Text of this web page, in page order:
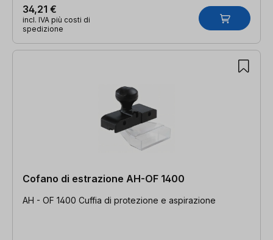
34,21 €
incl. IVA più costi di
spedizione
Cofano di estrazione AH-OF 1400
AH - OF 1400 Cuffia di protezione e aspirazione